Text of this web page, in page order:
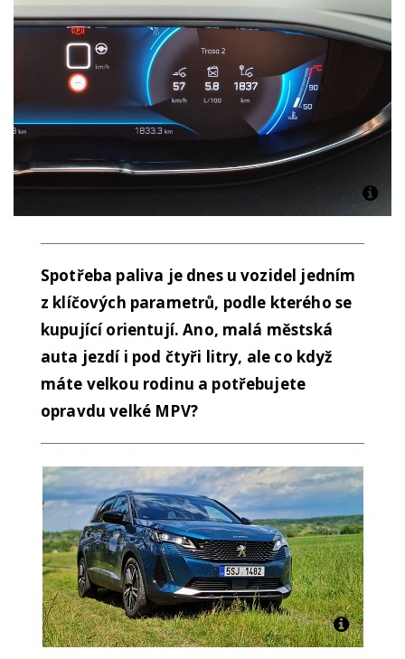
Spotřeba paliva je dnes u vozidel jedním
z klíčových parametrů, podle kterého se
kupující orientují. Ano, malá městská
auta jezdí i pod čtyři litry, ale co když
máte velkou rodinu a potřebujete
opravdu velké MPV?